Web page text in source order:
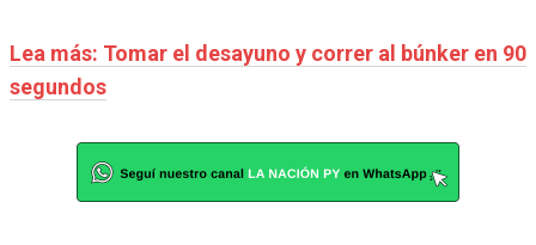
Lea más: Tomar el desayuno y correr al búnker en 90
segundos